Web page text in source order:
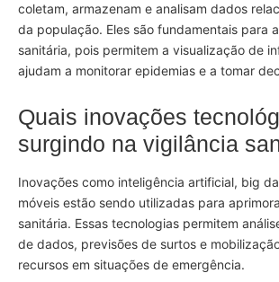
coletam, armazenam e analisam dados
da população. Eles são fundamentais para
sanitária, pois permitem a visualização de
ajudam a monitorar epidemias e a tomar
Quais inovações
surgindo na vigilância
Inovações como inteligência artificial, big
móveis estão sendo utilizadas para
sanitária. Essas tecnologias permitem
de dados, previsões de surtos e
recursos em situações de emergência.